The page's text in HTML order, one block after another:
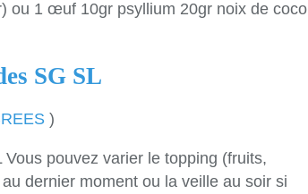
ou 1 œuf 10gr psyllium 20gr noix de coco
SG SL
)
pouvez varier le topping (fruits,
dernier moment ou la veille au soir si